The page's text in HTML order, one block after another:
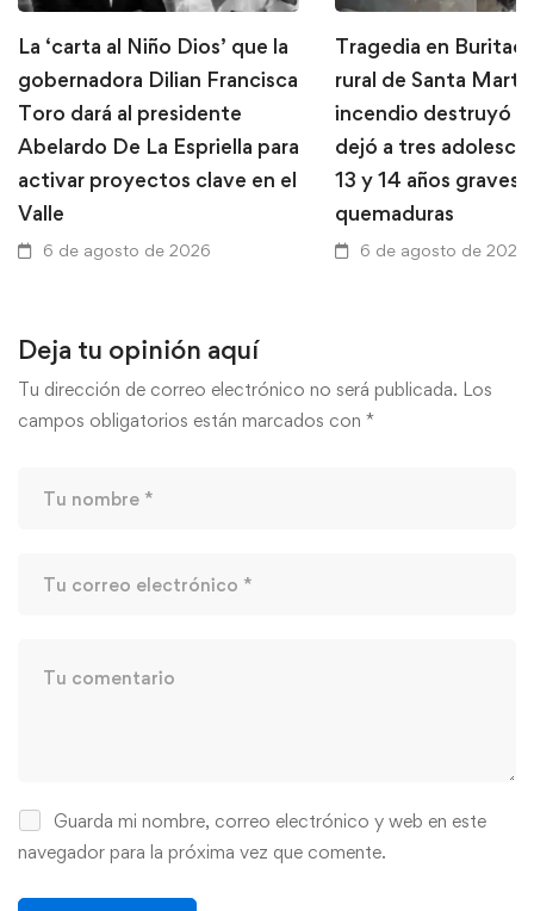
La ‘carta al Niño Dios’ que la
gobernadora Dilian Francisca
Toro dará al presidente
Abelardo De La Espriella para
activar proyectos clave en el
Valle
6 de agosto de 2026
Tragedia en
rural de Santa
incendio destruyó
dejó a tres
13 y 14 años graves
quemaduras
6 de agosto de 2026
Deja tu opinión aquí
Tu dirección de correo electrónico no será publicada. Los
campos obligatorios están marcados con *
Guarda mi nombre, correo electrónico y web en este
navegador para la próxima vez que comente.